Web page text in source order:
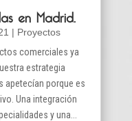
en Madrid.
| Proyectos
comerciales ya
estrategia
apetecían porque es
Una integración
y una...